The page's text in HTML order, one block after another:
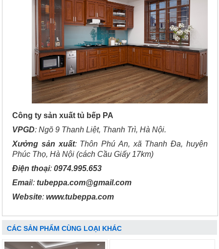
Công ty sản xuất tủ bếp PA
VPGD: Ngõ 9 Thanh Liệt, Thanh Trì, Hà Nội.
Xưởng sản xuất: Thôn Phú An, xã Thanh Đa, huyện
Phúc Thọ, Hà Nội (cách Cầu Giấy 17km)
Điện thoại: 0974.995.653
Email: tubeppa.com@gmail.com
Website: www.tubeppa.com
CÁC SẢN PHẨM CÙNG LOẠI KHÁC